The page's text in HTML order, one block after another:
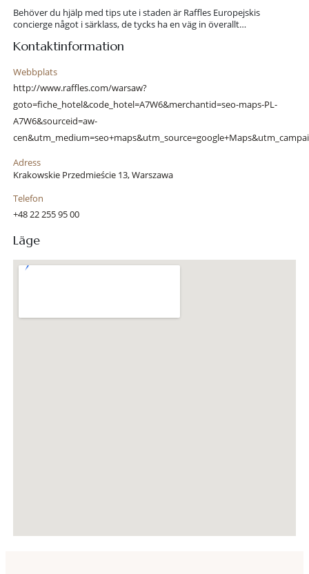
Behöver du hjälp med tips ute i staden är Raffles Europejskis
concierge något i särklass, de tycks ha en väg in överallt…
Kontaktinformation
Webbplats
http://www.raffles.com/warsaw?
goto=fiche_hotel&code_hotel=A7W6&merchantid=seo-maps-PL-
A7W6&sourceid=aw-
Adress
Krakowskie Przedmieście 13, Warszawa
Telefon
+48 22 255 95 00
Läge